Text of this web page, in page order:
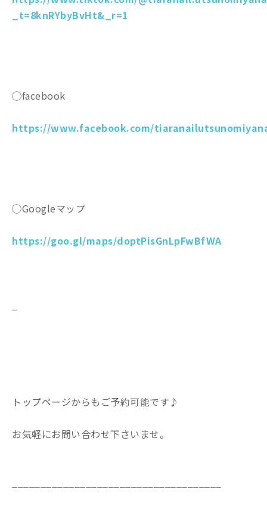
_t=8knRYbyBvHt&_r=1
◯facebook
https://www.facebook.com/
◯Googleマップ
https://goo.gl/maps/doptPisGnLpFwBfWA
トップページからもご予約可能です♪
お気軽にお問い合わせ下さいませ。